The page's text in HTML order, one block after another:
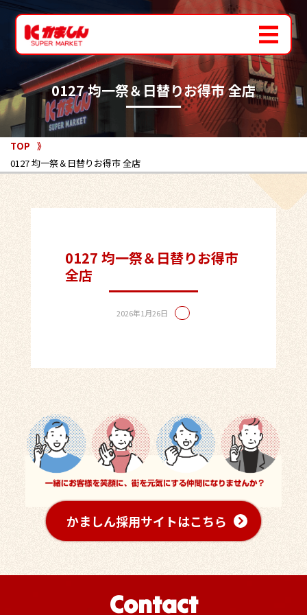
0127 均一祭＆日替りお得市 全店
TOP
0127 均一祭＆日替りお得市 全店
0127 均一祭＆日替りお得市
全店
2026年1月26日
かましん採用サイトはこちら
Contact